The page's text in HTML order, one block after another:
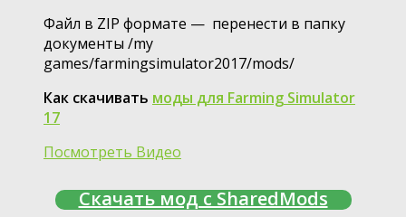
Файл в ZIP формате — перенести в папку
документы /my
games/farmingsimulator2017/mods/
Как скачивать моды для Farming Simulator
17
Посмотреть Видео
Скачать мод с SharedMods